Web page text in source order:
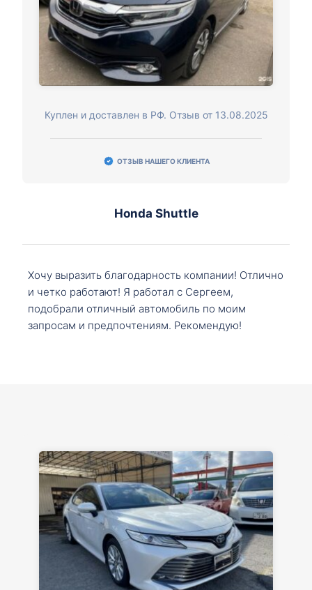
Куплен и доставлен в РФ. Отзыв от 13.08.2025
ОТЗЫВ НАШЕГО КЛИЕНТА
Honda Shuttle
Хочу выразить благодарность компании! Отлично
и четко работают! Я работал с Сергеем,
подобрали отличный автомобиль по моим
запросам и предпочтениям. Рекомендую!